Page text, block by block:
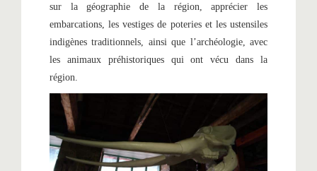
sur la géographie de la région, apprécier les
embarcations, les vestiges de poteries et les ustensiles
indigènes traditionnels, ainsi que l’archéologie, avec
les animaux préhistoriques qui ont vécu dans la
région.